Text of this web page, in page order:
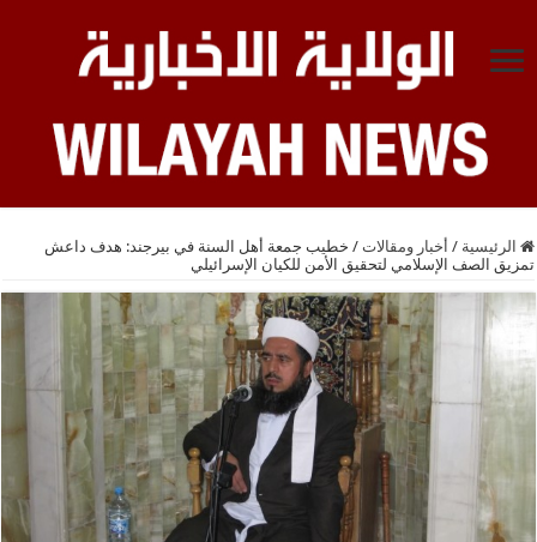
الرئيسية / أخبار ومقالات / خطيب جمعة أهل السنة في بيرجند: هدف داعش
تمزيق الصف الإسلامي لتحقيق الأمن للكيان الإسرائيلي